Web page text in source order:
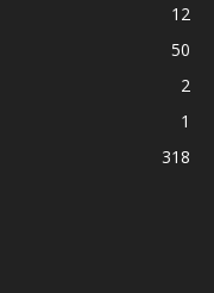
12
50
2
1
318